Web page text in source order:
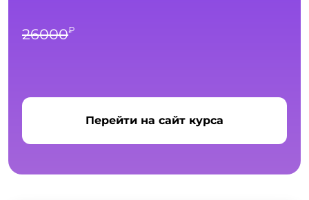
26000₽
Перейти на сайт курса